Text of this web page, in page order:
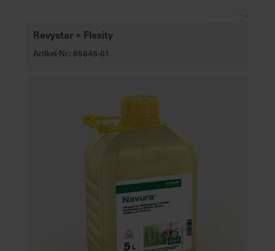
Revystar + Flexity
Artikel-Nr.: 65646-01